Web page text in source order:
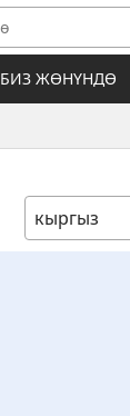
БИЗ ЖӨНҮНДӨ